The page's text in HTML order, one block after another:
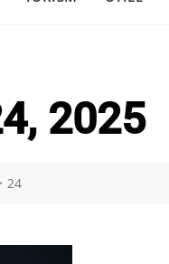
2025
24